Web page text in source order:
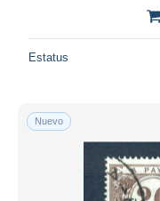
Estatus
Nuevo